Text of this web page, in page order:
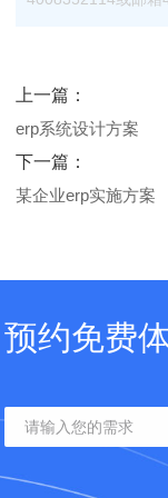
上一篇：
erp系统设计方案
下一篇：
某企业erp实施方案
预约免费